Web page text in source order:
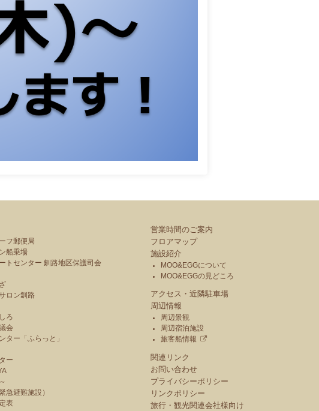
フ郵便局
船乗場
トセンター 釧路地区保護司会
ロン釧路
ろ
会
ター「ふらっと」
ー
急避難施設）
表
営業時間のご案内
フロアマップ
施設紹介
MOO&EGGについて
MOO&EGGの見どころ
アクセス・近隣駐車場
周辺情報
周辺景観
周辺宿泊施設
旅客船情報
関連リンク
お問い合わせ
プライバシーポリシー
リンクポリシー
旅行・観光関連会社様向け